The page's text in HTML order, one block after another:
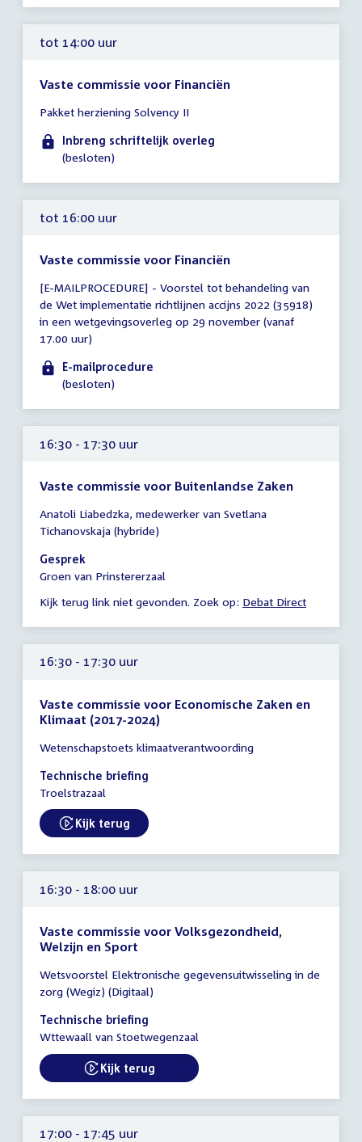
tot 14:00 uur
Vaste commissie voor Financiën
vergadering
tot
14:00
Pakket herziening Solvency II
Inbreng schriftelijk overleg
(besloten)
tot 16:00 uur
Vaste commissie voor Financiën
vergadering
tot
16:00
uur
[E-MAILPROCEDURE] - Voorstel tot behandeling van
de Wet implementatie richtlijnen accijns 2022 (35918)
in een wetgevingsoverleg op 29 november (vanaf
17.00 uur)
E-mailprocedure
(besloten)
16:30 - 17:30 uur
Vaste commissie voor Buitenlandse Zaken
vergadering
16:30
-
17:30
Anatoli Liabedzka, medewerker van Svetlana
Tichanovskaja (hybride)
Gesprek
Groen van Prinstererzaal
Kijk terug link niet gevonden. Zoek op: Debat Direct
16:30 - 17:30 uur
Vaste commissie voor Economische Zaken en
Klimaat (2017-2024)
vergadering
16:30
-
uur
Wetenschapstoets klimaatverantwoording
Technische briefing
Troelstrazaal
Kijk terug
16:30 - 18:00 uur
Vaste commissie voor Volksgezondheid,
Welzijn en Sport
vergadering
16:30
-
18:00
Wetsvoorstel Elektronische gegevensuitwisseling in de
zorg (Wegiz) (Digitaal)
Technische briefing
Wttewaall van Stoetwegenzaal
Kijk terug
17:00 - 17:45 uur